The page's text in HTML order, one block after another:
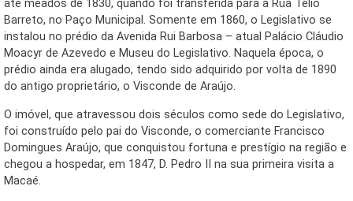
até meados de 1830, quando foi transferida para a Rua Télio
Barreto, no Paço Municipal. Somente em 1860, o Legislativo se
instalou no prédio da Avenida Rui Barbosa – atual Palácio Cláudio
Moacyr de Azevedo e Museu do Legislativo. Naquela época, o
prédio ainda era alugado, tendo sido adquirido por volta de 1890
do antigo proprietário, o Visconde de Araújo.
O imóvel, que atravessou dois séculos como sede do Legislativo,
foi construído pelo pai do Visconde, o comerciante Francisco
Domingues Araújo, que conquistou fortuna e prestígio na região e
chegou a hospedar, em 1847, D. Pedro II na sua primeira visita a
Macaé.